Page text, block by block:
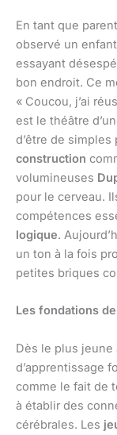
En tant que
observé un
essayant
bon endroit. Ce
« Coucou, j’ai
est le théâtre
d’être de
construction
volumineuses
pour le cerveau.
compétences
logique.
un ton à la fois
petites briques
Les fondations
Dès le plus
d’apprentissage
comme le fait de
à établir des
cérébrales. Les